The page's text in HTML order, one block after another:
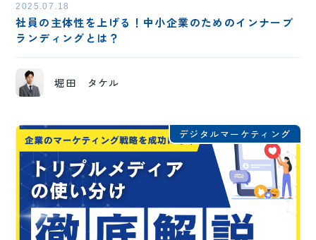
2025.07.18
社員の主体性を上げる！中小企業のためのインナーブ
ランディングとは？
堀田 タケル
デジタルマーケティング